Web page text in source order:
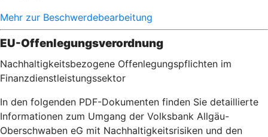
Mehr zur Beschwerdebearbeitung
EU-Offenlegungsverordnung
Nachhaltigkeitsbezogene Offenlegungspflichten im
Finanzdienstleistungssektor
In den folgenden PDF-Dokumenten finden Sie detaillierte
Informationen zum Umgang der Volksbank Allgäu-
Oberschwaben eG mit Nachhaltigkeitsrisiken und den